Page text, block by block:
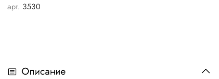
арт. 3530
Описание